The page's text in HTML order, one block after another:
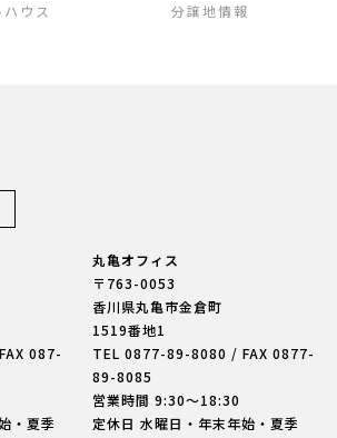
ウス 分譲地情報
087-
・夏季
丸亀オフィス
〒763-0053
香川県丸亀市金倉町
1519番地1
TEL0877-89-8080 / FAX 0877-
89-8085
営業時間 9:30〜18:30
定休日 水曜日・年末年始・夏季